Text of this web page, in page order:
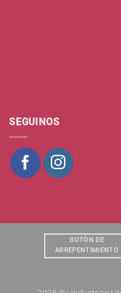
SEGUINOS
BOTÒN DE
ARREPENTIMIENTO